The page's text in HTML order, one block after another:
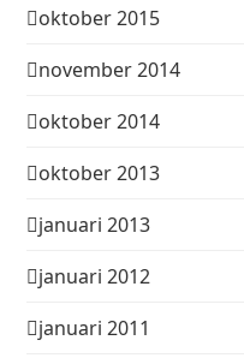
oktober 2015
november 2014
oktober 2014
oktober 2013
januari 2013
januari 2012
januari 2011